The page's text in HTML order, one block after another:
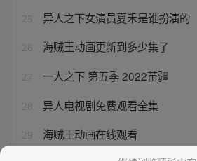
25 异人之下女演员夏禾是谁扮演的
26 海贼王动画更新到多少集了
27 一人之下 第五季 2022苗疆
28 异人电视剧免费观看全集
29 海贼王动画在线观看